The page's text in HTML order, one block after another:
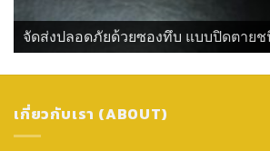
จัดส่งปลอดภัยด้วยซองทึบ แบบปิดตายช
เกี่ยวกับเรา (ABOUT)